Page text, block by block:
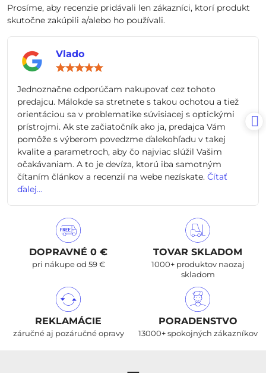
Prosíme, aby recenzie pridávali len zákazníci, ktorí produkt
skutočne zakúpili a/alebo ho používali.
Vlado
5
Jednoznačne odporúčam nakupovať cez tohoto
predajcu. Málokde sa stretnete s takou ochotou a tiež
orientáciou sa v problematike súvisiacej s optickými
prístrojmi. Ak ste začiatočník ako ja, predajca Vám
pomôže s výberom povedzme ďalekohľadu v takej
kvalite a parametroch, aby čo najviac slúžil Vašim
očakávaniam. A to je devíza, ktorú iba samotným
čítaním článkov a recenzií na webe nezískate. Čítať
ďalej...
DOPRAVNÉ 0 €
pri nákupe od 59 €
TOVAR SKLADOM
1000+ produktov naozaj
skladom
REKLAMÁCIE
záručné aj pozáručné opravy
PORADENSTVO
13000+ spokojných zákazníkov